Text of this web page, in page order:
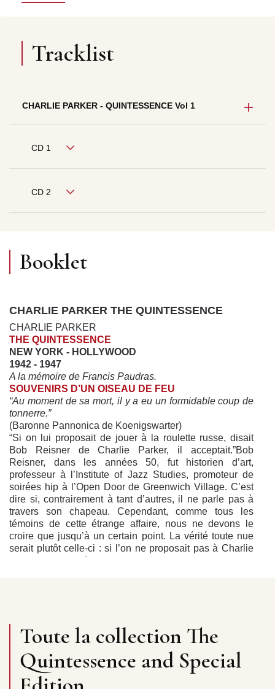
Tracklist
CHARLIE PARKER - QUINTESSENCE Vol 1
CD 1
CD 2
Booklet
CHARLIE PARKER THE QUINTESSENCE
CHARLIE PARKER
THE QUINTESSENCE
NEW YORK - HOLLYWOOD
1942 - 1947
A la mémoire de Francis Paudras.
SOUVENIRS D’UN OISEAU DE FEU
“Au moment de sa mort, il y a eu un formidable coup de
tonnerre.”
(Baronne Pannonica de Koenigswarter)
“Si on lui proposait de jouer à la roulette russe, disait
Bob Reisner de Charlie Parker, il acceptait.”Bob
Reisner, dans les années 50, fut historien d’art,
professeur à l’Institute of Jazz Studies, promoteur de
soirées hip à l’Open Door de Greenwich Village. C’est
dire si, contrairement à tant d’autres, il ne parle pas à
travers son chapeau. Cependant, comme tous les
témoins de cette étrange affaire, nous ne devons le
croire que jusqu’à un certain point. La vérité toute nue
serait plutôt celle-ci : si l’on ne proposait pas à Charlie
profitait pour tricher. Tricher avec cette sombre élégance
de gandin fichu comme l’as de pique, tirebouchonné
qui servait de pyjama à ses insomnies. Tricher en
glissant une ou deux balles supplémentaires dans le
barillet.Vivre dans le sursis avec une arme braquée sur
Toute la collection The
Quintessence and Special